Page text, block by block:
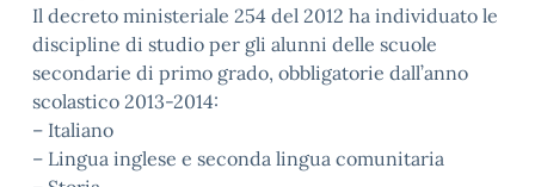
Il decreto ministeriale 254 del 2012 ha individuato le
discipline di studio per gli alunni delle scuole
secondarie di primo grado, obbligatorie dall’anno
scolastico 2013-2014:
– Italiano
– Lingua inglese e seconda lingua comunitaria